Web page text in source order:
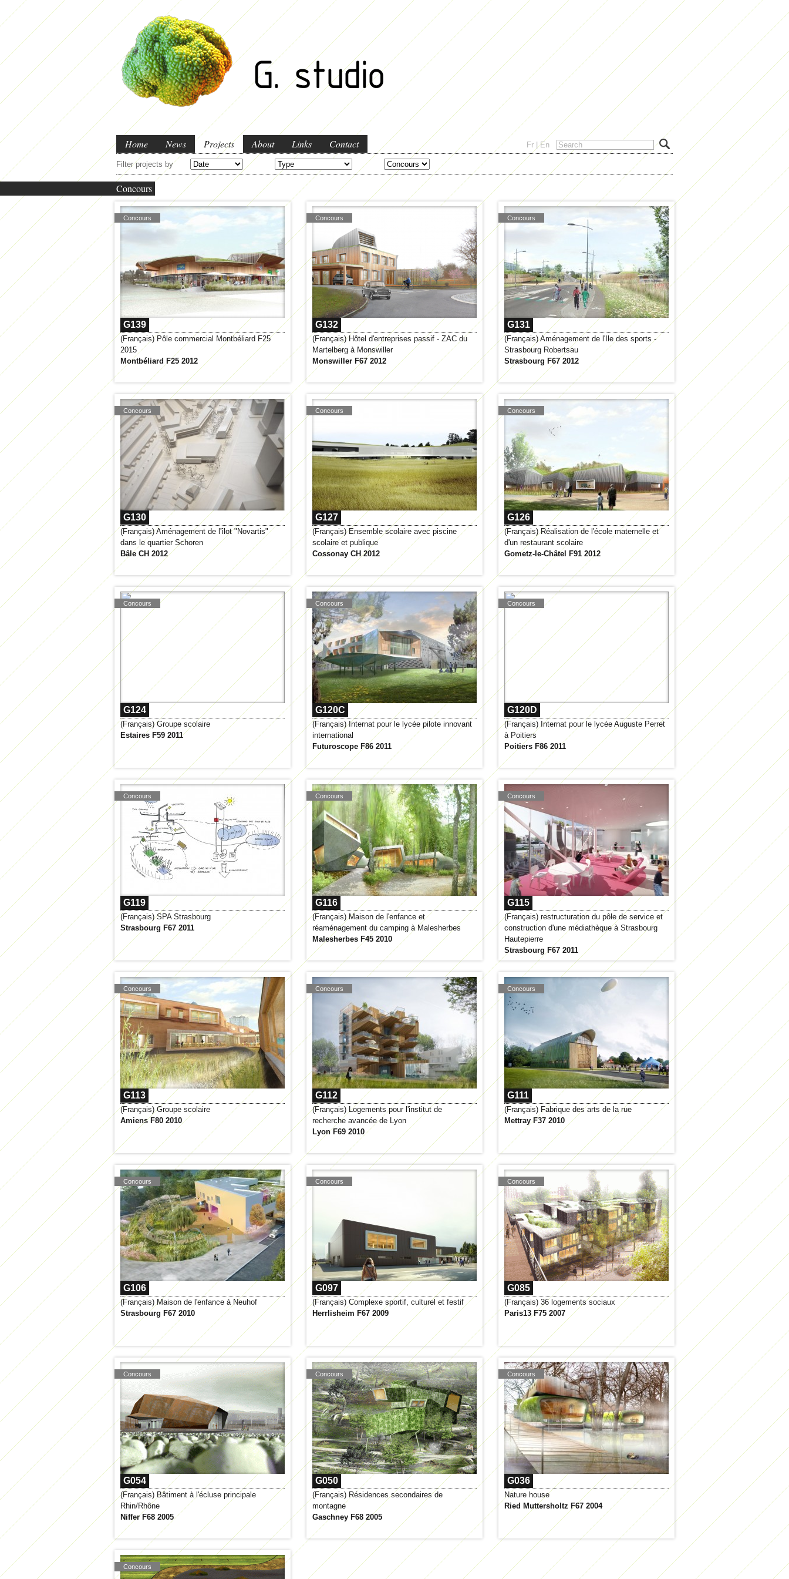
Home News Projects About Links Contact Fr |En
Filter projects by
Concours
G139
(Français) Pôle commercial Montbéliard F25
2015
Montbéliard F25 2012
Concours
G132
(Français) Hôtel d'entreprises passif - ZAC du
Martelberg à Monswiller
Monswiller F67 2012
Concours
G131
(Français) Aménagement de l'Ile des sports -
Strasbourg Robertsau
Strasbourg F67 2012
Concours
G130
(Français) Aménagement de l'îlot "Novartis"
dans le quartier Schoren
Bâle CH 2012
Concours
G127
(Français) Ensemble scolaire avec piscine
scolaire et publique
Cossonay CH 2012
Concours
G126
(Français) Réalisation de l'école maternelle et
d'un restaurant scolaire
Gometz-le-Châtel F91 2012
Concours
G124
(Français) Groupe scolaire
Estaires F59 2011
Concours
G120C
(Français) Internat pour le lycée pilote innovant
international
Futuroscope F86 2011
Concours
G120D
(Français) Internat pour le lycée Auguste Perret
à Poitiers
Poitiers F86 2011
Concours
G119
(Français) SPA Strasbourg
Strasbourg F67 2011
Concours
G116
(Français) Maison de l'enfance et
réaménagement du camping à Malesherbes
Malesherbes F45 2010
Concours
G115
(Français) restructuration du pôle de service et
construction d'une médiathèque à Strasbourg
Hautepierre
Strasbourg F67 2011
Concours
G113
(Français) Groupe scolaire
Amiens F80 2010
Concours
G112
(Français) Logements pour l'institut de
recherche avancée de Lyon
Lyon F69 2010
Concours
G111
(Français) Fabrique des arts de la rue
Mettray F37 2010
Concours
G106
(Français) Maison de l'enfance à Neuhof
Strasbourg F67 2010
Concours
G097
(Français) Complexe sportif, culturel et festif
Herrlisheim F67 2009
Concours
G085
(Français) 36 logements sociaux
Paris13 F75 2007
Concours
G054
(Français) Bâtiment à l'écluse principale
Rhin/Rhône
Niffer F68 2005
Concours
G050
(Français) Résidences secondaires de
montagne
Gaschney F68 2005
Concours
G036
Nature house
Ried Muttersholtz F67 2004
Concours
Concours